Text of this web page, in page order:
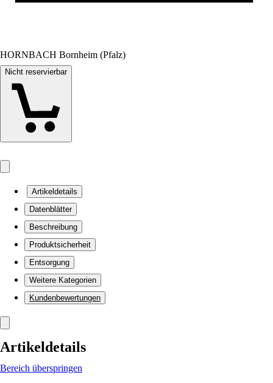
HORNBACH Bornheim (Pfalz)
Nicht reservierbar
Artikeldetails
Datenblätter
Beschreibung
Produktsicherheit
Entsorgung
Weitere Kategorien
Kundenbewertungen
Artikeldetails
Bereich überspringen